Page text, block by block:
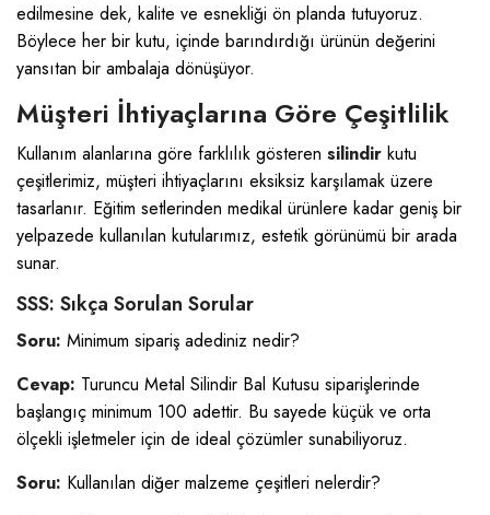
edilmesine dek, kalite ve esnekliği ön planda tutuyoruz.
Böylece her bir kutu, içinde barındırdığı ürünün değerini
yansıtan bir ambalaja dönüşüyor.
Müşteri İhtiyaçlarına Göre Çeşitlilik
Kullanım alanlarına göre farklılık gösteren silindir kutu
çeşitlerimiz, müşteri ihtiyaçlarını eksiksiz karşılamak üzere
tasarlanır. Eğitim setlerinden medikal ürünlere kadar geniş bir
yelpazede kullanılan kutularımız, estetik görünümü bir arada
sunar.
SSS: Sıkça Sorulan Sorular
Soru: Minimum sipariş adediniz nedir?
Cevap: Turuncu Metal Silindir Bal Kutusu siparişlerinde
başlangıç minimum 100 adettir. Bu sayede küçük ve orta
ölçekli işletmeler için de ideal çözümler sunabiliyoruz.
Soru: Kullanılan diğer malzeme çeşitleri nelerdir?